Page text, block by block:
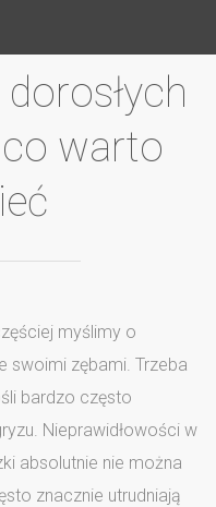
warto
myślimy o
swoimi zębami. Trzeba
bardzo często
Nieprawidłowości w
absolutnie nie można
znacznie utrudniają